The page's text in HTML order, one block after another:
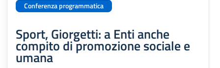
Conferenza programmatica
Sport, Giorgetti: a Enti anche
compito di promozione sociale e
umana